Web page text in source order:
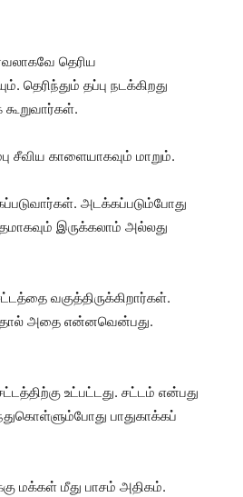
தெரிய
தெரிந்தும் தப்பு நடக்கிறது
சீவிய காளையாகவும் மாறும்.
அடக்கப்படும்போது
இருக்கலாம் அல்லது
வகுத்திருக்கிறார்கள்.
அதை என்னவென்பது.
உட்பட்டது. சட்டம் என்பது
பாதுகாக்கப்
மக்கள் மீது பாசம் அதிகம்.